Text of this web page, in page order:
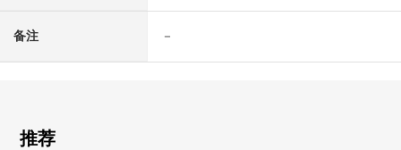
备注 －
推荐